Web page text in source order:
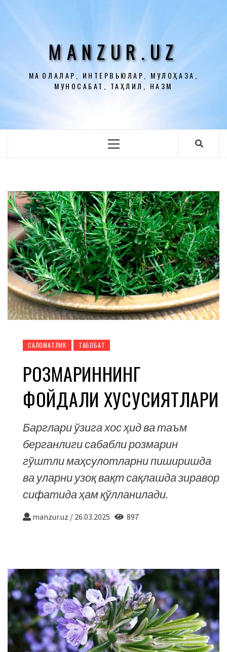
MANZUR.UZ
МАҚОЛАЛАР, ИНТЕРВЬЮЛАР, МУЛОҲАЗА,
МУНОСАБАТ, ТАҲЛИЛ, НАЗМ
меню
CАЛОМАТЛИК ТАБОБАТ
РОЗМАРИННИНГ
ФОЙДАЛИ ХУСУСИЯТЛАРИ
Барглари ўзига хос ҳид ва таъм
берганлиги сабабли розмарин
гўштли маҳсулотларни пиширишда
ва уларни узоқ вақт сақлашда зиравор
сифатида ҳам қўлланилади.
manzur.uz / 26.03.2025 897